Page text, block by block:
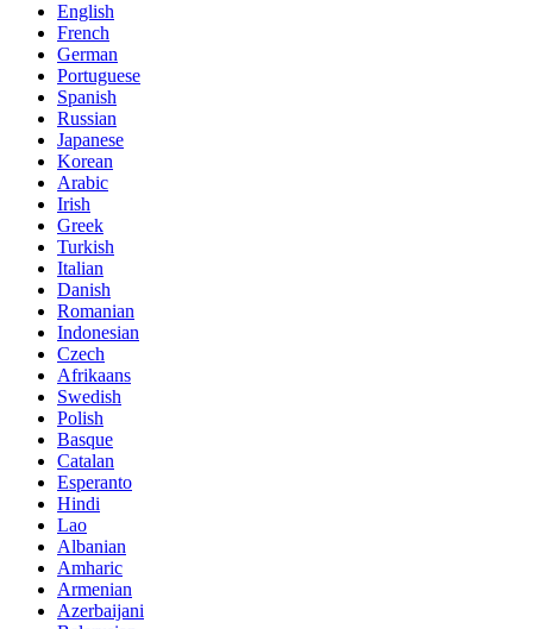
English
French
German
Portuguese
Spanish
Russian
Japanese
Korean
Arabic
Irish
Greek
Turkish
Italian
Danish
Romanian
Indonesian
Czech
Afrikaans
Swedish
Polish
Basque
Catalan
Esperanto
Hindi
Lao
Albanian
Amharic
Armenian
Azerbaijani